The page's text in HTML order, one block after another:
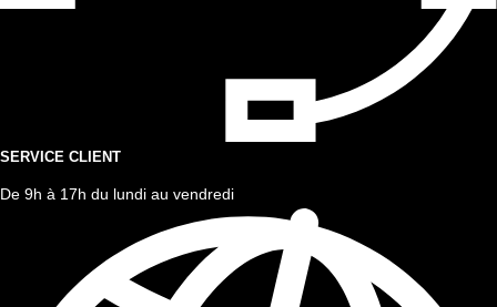
SERVICE CLIENT
De 9h à 17h du lundi au vendredi